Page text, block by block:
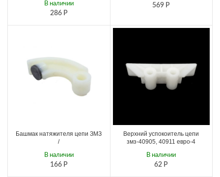
286 Р
В наличии 569 Р
Башмак натяжителя цепи ЗМЗ
/
166 Р
В наличии
Верхний успокоитель цепи
змз-40905, 40911 евро-4
62 Р
В наличии